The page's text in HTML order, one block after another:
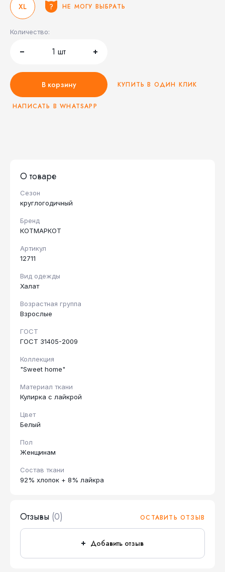
XL НЕ МОГУ ВЫБРАТЬ
Количество:
1 шт
В корзину КУПИТЬ В ОДИН КЛИК
НАПИСАТЬ В WHATSAPP
О товаре
Сезон
круглогодичный
Бренд
КОТМАРКОТ
Артикул
12711
Вид одежды
Халат
Возрастная группа
Взрослые
ГОСТ
ГОСТ 31405-2009
Коллекция
"Sweet home"
Материал ткани
Кулирка с лайкрой
Цвет
Белый
Пол
Женщинам
Состав ткани
92% хлопок + 8% лайкра
Отзывы (0) ОСТАВИТЬ ОТЗЫВ
Добавить отзыв